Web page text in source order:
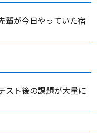
輩が今日やっていた宿
スト後の課題が大量に